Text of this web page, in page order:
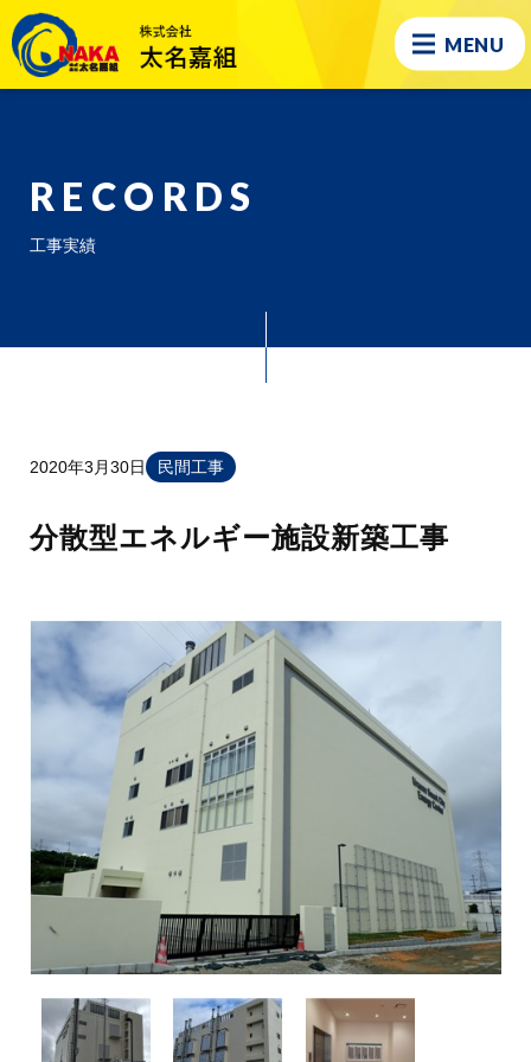
MENU
RECORDS
工事実績
2020年3月30日 民間工事
分散型エネルギー施設新築工事